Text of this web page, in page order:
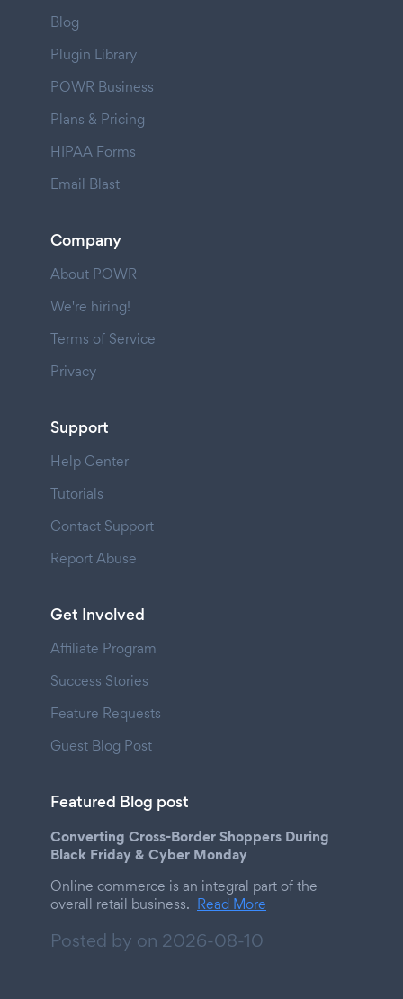
Blog
Plugin Library
POWR Business
Plans & Pricing
HIPAA Forms
Email Blast
Company
About POWR
We're hiring!
Terms of Service
Privacy
Support
Help Center
Tutorials
Contact Support
Report Abuse
Get Involved
Affiliate Program
Success Stories
Feature Requests
Guest Blog Post
Featured Blog post
Converting Cross-Border Shoppers During
Black Friday & Cyber Monday
Online commerce is an integral part of the
overall retail business. Read More
Posted by on 2026-08-10